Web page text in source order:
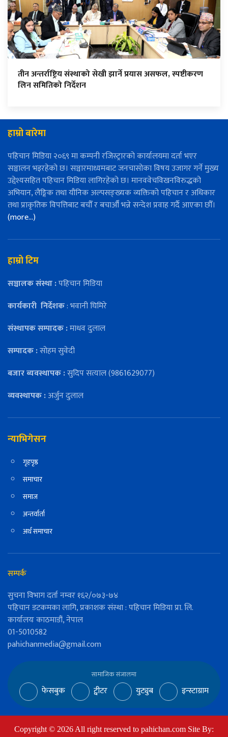
तीन अन्तर्राष्ट्रिय संस्थाको सेखी झार्ने प्रयास असफल, स्पष्टीकरण
लिन समितिको निर्देशन
हाम्रो बारेमा
पहिचान मिडिया २०६९ मा कम्पनी रजिस्ट्रारको कार्यालयमा दर्ता भएर
सञ्चालन भइरहेको छ। सञ्चारमाध्यमबाट जनचासोका विषय उजागर गर्ने मुख्य
उद्देश्यसहित पहिचान मिडिया लागिरहेको छ। मानववेचविखनविरुद्धको
अभियान, लैङ्गिक तथा यौनिक अल्पसङ्ख्यक व्यक्तिको पहिचान र अधिकार
तथा प्राकृतिक विपत्तिबाट बचौँ र बचाऔँ भन्ने सन्देश प्रवाह गर्दै आएका छौँ।
(more…)
हाम्रो टिम
सञ्चालक संस्था :पहिचान मिडिया
कार्यकारी निर्देशक: भवानी घिमिरे
संस्थापक सम्पादक :माधव दुलाल
सम्पादक :सोहम सुवेदी
बजार ब्यवस्थापक :सुदिप सत्याल (9861629077)
व्यवस्थापक :अर्जुन दुलाल
न्याभिगेसन
गृहपृष्ठ
समाचार
समाज
अन्तर्वार्ता
अर्थ समाचार
सम्पर्क
सुचना विभाग दर्ता नम्वर १६२/०७३-७४
पहिचान डटकमका लागि, प्रकाशक संस्था : पहिचान मिडिया प्रा. लि.
कार्यालयः काठमाडौं, नेपाल
01-5010582
pahichanmedia@gmail.com
सामाजिक संजालमा
फेसबुक ट्वीटर युट्युब इन्स्टाग्राम
Copyright © 2026 All right reserved to pahichan.com Site By: